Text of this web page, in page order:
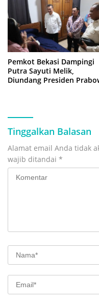
Pemkot Bekasi Dampingi
Putra Sayuti Melik,
Diundang Presiden
Tinggalkan Balasan
Alamat email Anda tidak
wajib ditandai *